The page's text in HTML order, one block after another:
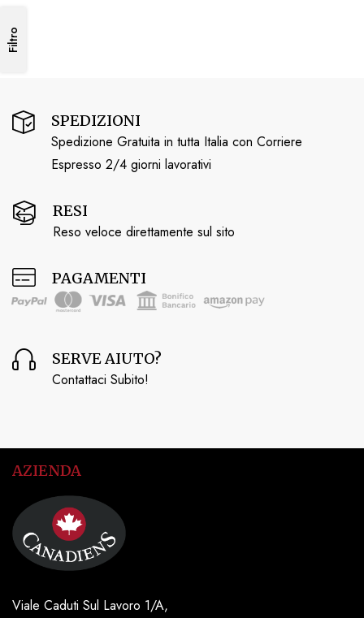
Filtro
SPEDIZIONI
Spedizione Gratuita in tutta Italia con Corriere
Espresso 2/4 giorni lavorativi
RESI
Reso veloce direttamente sul sito
PAGAMENTI
SERVE AIUTO?
Contattaci Subito!
AZIENDA
Viale Caduti Sul Lavoro 1/A,